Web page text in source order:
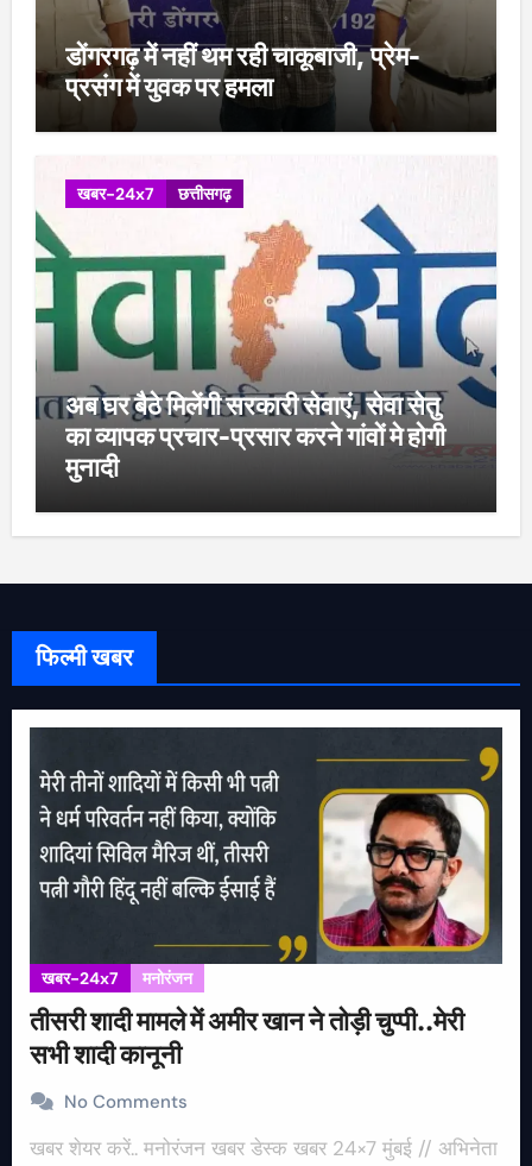
डोंगरगढ़ में नहीं थम रही चाकूबाजी, प्रेम-
प्रसंग में युवक पर हमला
खबर-24x7 छत्तीसगढ़
अब घर बैठे मिलेंगी सरकारी सेवाएं, सेवा सेतु
का व्यापक प्रचार-प्रसार करने गांवों मे होगी
मुनादी
फिल्मी खबर
खबर-24x7 मनोरंजन
तीसरी शादी मामले में अमीर खान ने तोड़ी चुप्पी..मेरी
सभी शादी कानूनी
No Comments
खबर शेयर करें.. मनोरंजन खबर डेस्क खबर 24×7 मुंबई // अभिनेता